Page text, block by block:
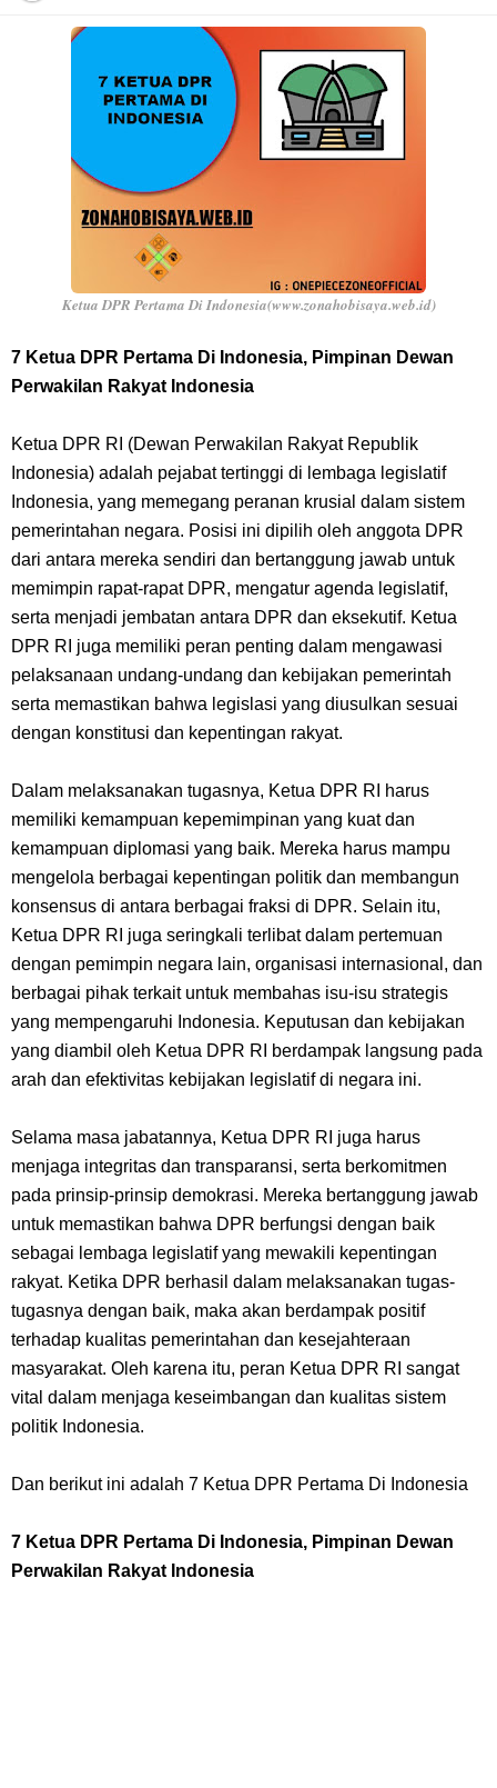
7 Fakta Franky One Piece, Pernah Dapat Tawaran Buah Iblis Mera
Mera No Mi
Profil Anwar Hafid, Politisi Yang Mernjadi Gubernur Provinsi Sulawesi
Resep Pesmol Ikan Mas, Makanan Khas Sunda Dengan Rasa Yang
Enaknya Nagih
Arti Bendera Barbados, Negara Kepulauan Yang Terletak Di Kawasan
Cara Daftar Danamon Mobile Banking, Mudah Banget Dan Lengkap
Caranya Disini
7 Fakta Elbaph One Piece, Menjadi Tempat Yang Sangat Ingin
Dikunjungi Usopp
7 Fakta Ivankov One Piece, Orang Yang Mampu Menipu Sensor
Wanita Milik Sanji
7 Klub Pertama Yang Menjuarai Liga Champions, Apa Klub Jagoan
Arti Bendera Palau, Negara Kepulauan Yang Berada Di Kawasan
Pasifik Barat
Cara Membuat Linktree Instagram, Sangat Mudah Untuk Kamu
Lakukan Sendiri
Profil Slamet Rahardjo, Aktor Dengan Peran Penting Dalam Perfilman
Indonesia
Resep Roti Panggang, Sangat Mudah Untuk Menjadi Cemilan
Bersama Keluarga
Arti Bendera Seychelles, Negara Kepulauan Yang Terletak Di
Samudra Hindia
Sama Sekali
Ketua DPR Pertama Di Indonesia(www.zonahobisaya.web.id)
7 Ketua DPR Pertama Di Indonesia, Pimpinan Dewan
Perwakilan Rakyat Indonesia
Ketua DPR RI (Dewan Perwakilan Rakyat Republik
Indonesia) adalah pejabat tertinggi di lembaga legislatif
Indonesia, yang memegang peranan krusial dalam sistem
pemerintahan negara. Posisi ini dipilih oleh anggota DPR
dari antara mereka sendiri dan bertanggung jawab untuk
memimpin rapat-rapat DPR, mengatur agenda legislatif,
serta menjadi jembatan antara DPR dan eksekutif. Ketua
DPR RI juga memiliki peran penting dalam mengawasi
pelaksanaan undang-undang dan kebijakan pemerintah
serta memastikan bahwa legislasi yang diusulkan sesuai
dengan konstitusi dan kepentingan rakyat.
Dalam melaksanakan tugasnya, Ketua DPR RI harus
memiliki kemampuan kepemimpinan yang kuat dan
kemampuan diplomasi yang baik. Mereka harus mampu
mengelola berbagai kepentingan politik dan membangun
konsensus di antara berbagai fraksi di DPR. Selain itu,
Ketua DPR RI juga seringkali terlibat dalam pertemuan
dengan pemimpin negara lain, organisasi internasional, dan
berbagai pihak terkait untuk membahas isu-isu strategis
yang mempengaruhi Indonesia. Keputusan dan kebijakan
yang diambil oleh Ketua DPR RI berdampak langsung pada
arah dan efektivitas kebijakan legislatif di negara ini.
Selama masa jabatannya, Ketua DPR RI juga harus
menjaga integritas dan transparansi, serta berkomitmen
pada prinsip-prinsip demokrasi. Mereka bertanggung jawab
untuk memastikan bahwa DPR berfungsi dengan baik
sebagai lembaga legislatif yang mewakili kepentingan
rakyat. Ketika DPR berhasil dalam melaksanakan tugas-
tugasnya dengan baik, maka akan berdampak positif
terhadap kualitas pemerintahan dan kesejahteraan
masyarakat. Oleh karena itu, peran Ketua DPR RI sangat
vital dalam menjaga keseimbangan dan kualitas sistem
politik Indonesia.
Dan berikut ini adalah 7 Ketua DPR Pertama Di Indonesia
7 Ketua DPR Pertama Di Indonesia, Pimpinan Dewan
Perwakilan Rakyat Indonesia